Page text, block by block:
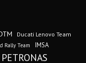
Ducati Lenovo Team
Rally Team IMSA